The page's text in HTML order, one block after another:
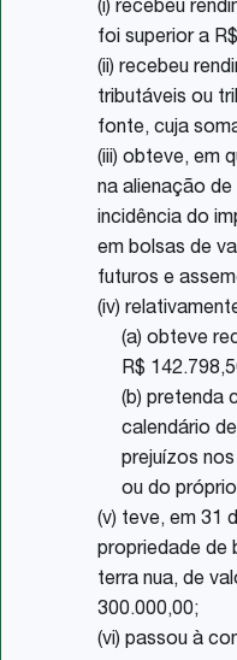
(i) recebeu
foi superior a
(ii) recebeu
tributáveis ou
fonte, cuja
(iii) obteve, em
na alienação
incidência do
em bolsas de
futuros e
(iv)
(a) obteve
R$
(b) pretenda
calendário
prejuízos
ou do
(v) teve, em 31
propriedade de
terra nua, de
300.000,00;
(vi) passou à